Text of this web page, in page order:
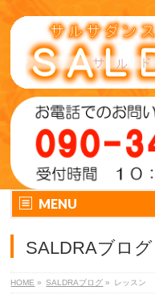
MENU
SALDRAブログ
HOME » SALDRAブログ » レッスン